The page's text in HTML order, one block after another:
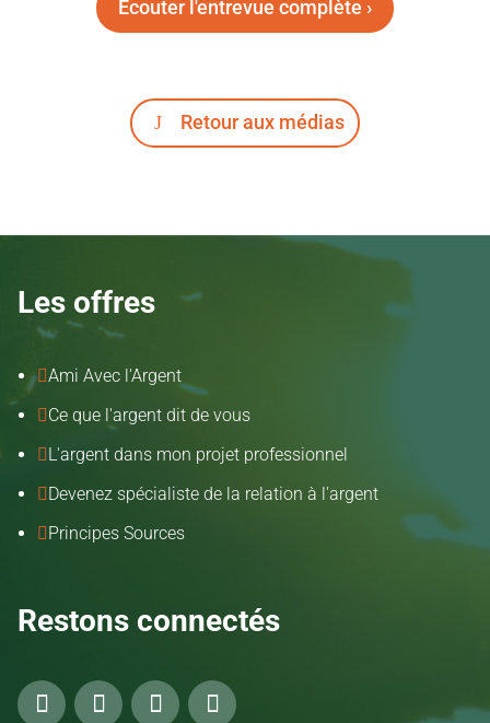
Écouter l'entrevue complète ›
Retour aux médias
Les offres
Ami Avec l'Argent
Ce que l'argent dit de vous
L'argent dans mon projet professionnel
Devenez spécialiste de la relation à l'argent
Principes Sources
Restons connectés